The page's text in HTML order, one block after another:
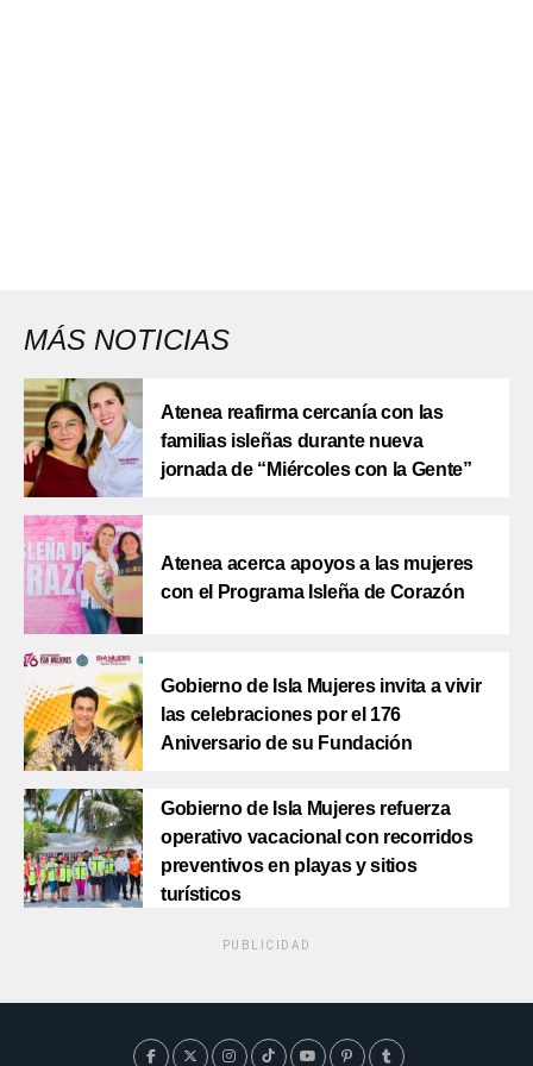
MÁS NOTICIAS
Atenea reafirma cercanía con las
familias isleñas durante nueva
jornada de “Miércoles con la Gente”
Atenea acerca apoyos a las mujeres
con el Programa Isleña de Corazón
Gobierno de Isla Mujeres invita a vivir
las celebraciones por el 176
Aniversario de su Fundación
Gobierno de Isla Mujeres refuerza
operativo vacacional con recorridos
preventivos en playas y sitios
turísticos
PUBLICIDAD